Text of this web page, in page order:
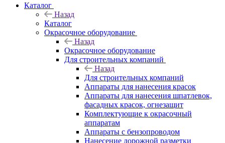
Каталог
Назад
Каталог
Окрасочное оборудование
Назад
Окрасочное оборудование
Для строительных компаний
Назад
Для строительных компаний
Аппараты для нанесения красок
Аппараты для нанесения шпатлевок,
фасадных красок, огнезащит
Комплектующие к окрасочный
аппаратам
Аппараты с бензопроводом
Нанесение дорожной разметки